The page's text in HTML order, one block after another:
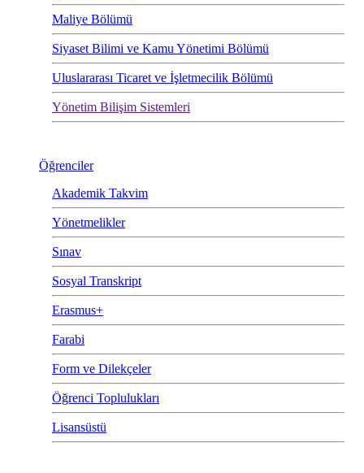
Maliye Bölümü
Siyaset Bilimi ve Kamu Yönetimi Bölümü
Uluslararası Ticaret ve İşletmecilik Bölümü
Yönetim Bilişim Sistemleri
Öğrenciler
Akademik Takvim
Yönetmelikler
Sınav
Sosyal Transkript
Erasmus+
Farabi
Form ve Dilekçeler
Öğrenci Toplulukları
Lisansüstü